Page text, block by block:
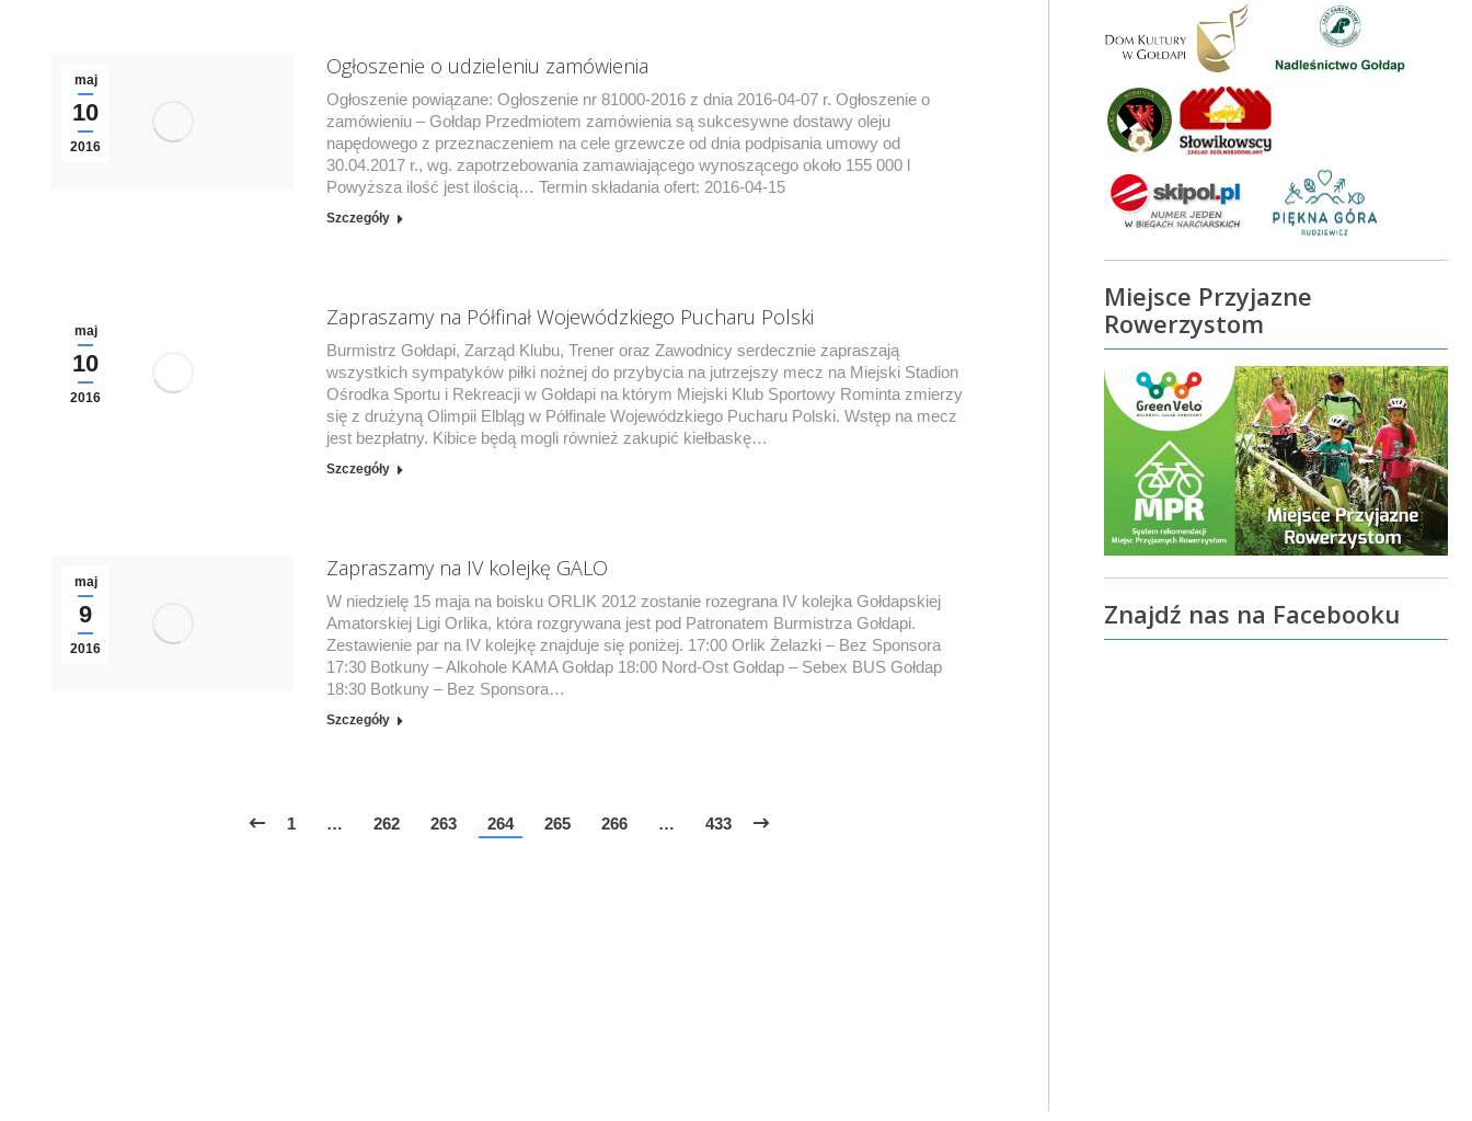
maj
10
2016
Ogłoszenie o udzieleniu zamówienia
Ogłoszenie powiązane: Ogłoszenie nr 81000-2016 z dnia 2016-04-07 r. Ogłoszenie o
zamówieniu – Gołdap Przedmiotem zamówienia są sukcesywne dostawy oleju
napędowego z przeznaczeniem na cele grzewcze od dnia podpisania umowy od
30.04.2017 r., wg. zapotrzebowania zamawiającego wynoszącego około 155 000 l
Powyższa ilość jest ilością… Termin składania ofert: 2016-04-15
Szczegóły
maj
10
2016
Zapraszamy na Półfinał Wojewódzkiego Pucharu Polski
Burmistrz Gołdapi, Zarząd Klubu, Trener oraz Zawodnicy serdecznie zapraszają
wszystkich sympatyków piłki nożnej do przybycia na jutrzejszy mecz na Miejski Stadion
Ośrodka Sportu i Rekreacji w Gołdapi na którym Miejski Klub Sportowy Rominta zmierzy
się z drużyną Olimpii Elbląg w Półfinale Wojewódzkiego Pucharu Polski. Wstęp na mecz
jest bezpłatny. Kibice będą mogli również zakupić kiełbaskę…
Szczegóły
maj
9
2016
Zapraszamy na IV kolejkę GALO
W niedzielę 15 maja na boisku ORLIK 2012 zostanie rozegrana IV kolejka Gołdapskiej
Amatorskiej Ligi Orlika, która rozgrywana jest pod Patronatem Burmistrza Gołdapi.
Zestawienie par na IV kolejkę znajduje się poniżej. 17:00 Orlik Żelazki – Bez Sponsora
17:30 Botkuny – Alkohole KAMA Gołdap 18:00 Nord-Ost Gołdap – Sebex BUS Gołdap
18:30 Botkuny – Bez Sponsora…
Szczegóły
1 … 262 263 264 265 266 … 433
Miejsce Przyjazne
Rowerzystom
Znajdź nas na Facebooku